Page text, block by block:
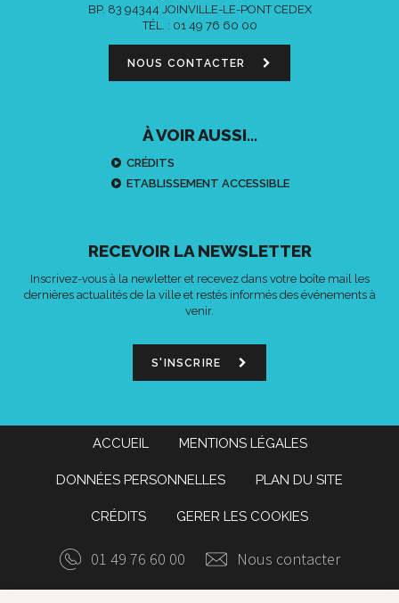
BP. 83 94344 JOINVILLE-LE-PONT CEDEX
TÉL. : 01 49 76 60 00
NOUS CONTACTER
À VOIR AUSSI...
CRÉDITS
ETABLISSEMENT ACCESSIBLE
RECEVOIR LA NEWSLETTER
Inscrivez-vous à la newletter et recevez dans votre boîte mail les
dernières actualités de la ville et restés informés des événements à
venir.
S'INSCRIRE
ACCUEIL MENTIONS LÉGALES
DONNÉES PERSONNELLES PLAN DU SITE
CRÉDITS GERER LES COOKIES
01 49 76 60 00 Nous contacter